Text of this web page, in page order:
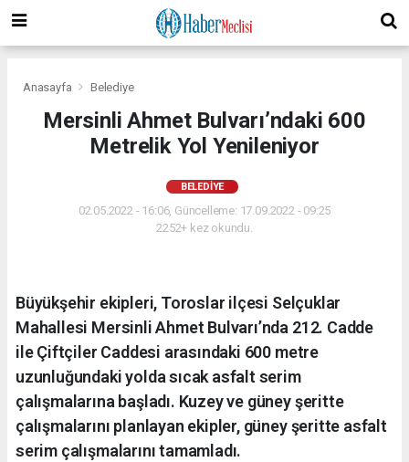
Anasayfa Belediye
Mersinli Ahmet Bulvarı’ndaki 600
Metrelik Yol Yenileniyor
BELEDIYE
02.05.2022 - 16:06, Güncelleme: 17.09.2022 - 09:25
2252+ kez okundu.
Büyükşehir ekipleri, Toroslar ilçesi Selçuklar
Mahallesi Mersinli Ahmet Bulvarı’nda 212. Cadde
ile Çiftçiler Caddesi arasındaki 600 metre
uzunluğundaki yolda sıcak asfalt serim
çalışmalarına başladı. Kuzey ve güney şeritte
çalışmalarını planlayan ekipler, güney şeritte asfalt
serim çalışmalarını tamamladı.